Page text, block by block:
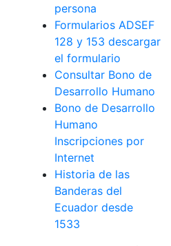
persona
Formularios ADSEF
128 y 153 descargar
el formulario
Consultar Bono de
Desarrollo Humano
Bono de Desarrollo
Humano
Inscripciones por
Internet
Historia de las
Banderas del
Ecuador desde
1533